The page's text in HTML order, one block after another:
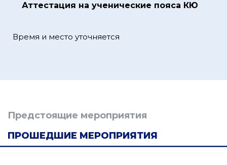
Аттестация на ученические пояса КЮ
Время и место уточняется
Предстоящие мероприятия
ПРОШЕДШИЕ МЕРОПРИЯТИЯ